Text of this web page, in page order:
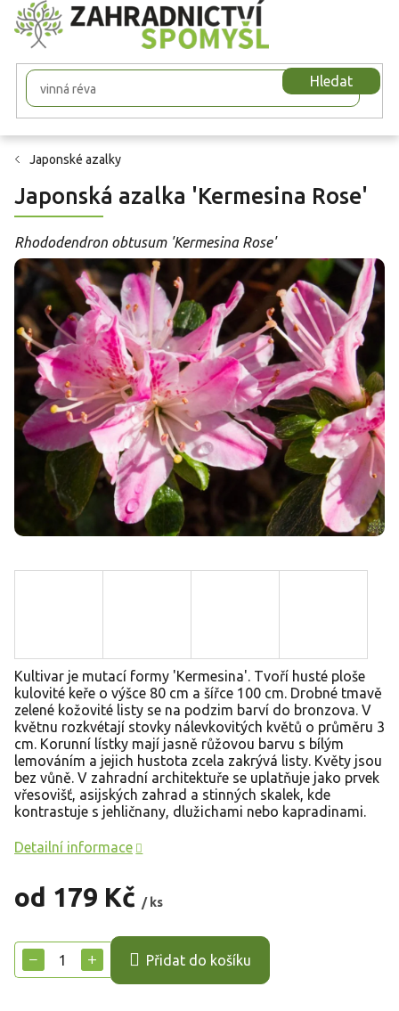
Přejít
na
obsah
Hledat
Japonské azalky
Japonská azalka 'Kermesina Rose'
Rhododendron obtusum 'Kermesina Rose'
od 179 Kč / ks
cena:
+
− Přidat do košíku
Kultivar je mutací formy 'Kermesina'. Tvoří husté ploše
kulovité keře o výšce 80 cm a šířce 100 cm. Drobné tmavě
zelené kožovité listy se na podzim barví do bronzova. V
květnu rozkvétají stovky nálevkovitých květů o průměru 3
cm. Korunní lístky mají jasně růžovou barvu s bílým
lemováním a jejich hustota zcela zakrývá listy. Květy jsou
bez vůně. V zahradní architektuře se uplatňuje jako prvek
vřesovišť, asijských zahrad a stinných skalek, kde
kontrastuje s jehličnany, dlužichami nebo kapradinami.
Detailní informace